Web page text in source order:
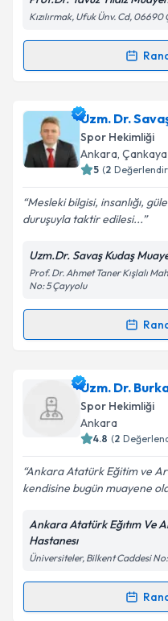
Kişisel
kapsamda
Takvim
Kızılırmak, Ufuk Ünv. Cd,
Randevu Takvimi
Prof. Dr. Yavuz
oluşturun. Size bu
takvim
Kişisel verilerimin
Metni'ni okudum
kapsamda
Takvim
Uzm. Dr.
Spor Hekimliği
Ankara, Çankaya
5 (2
Mesleki bilgisi, insanlığı,
duruşuyla taktir edilesi...
Uzm.Dr. Savaş Kudaş
Prof. Dr. Ahmet Taner Kışlalı
No: 5 Çayyolu
Randevu Takvimi
Uzm. Dr. Savaş
oluşturun. Size bu
takvim
Kişisel verilerimin
Metni
kapsamda
Takvim
Uzm. Dr.
Spor Hekimliği
Ankara
4.8 (2
Ankara Atatürk Eğitim ve
kendisine bugün muayene
Ankara Atatürk Eğıtım Ve
Hastanesı
Üniversiteler, Bilkent Caddesi
Randevu Takvimi